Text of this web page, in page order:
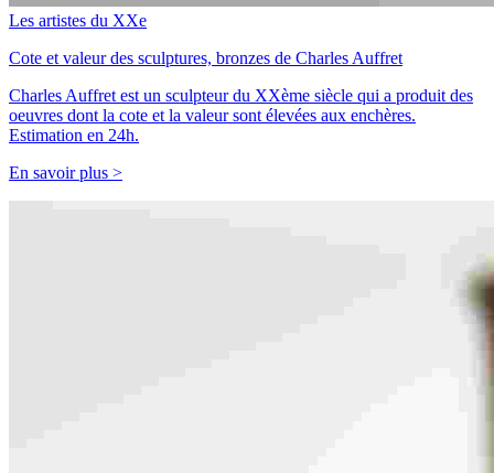
Les artistes du XXe
Cote et valeur des sculptures, bronzes de Charles Auffret
Charles Auffret est un sculpteur du XXème siècle qui a produit des
oeuvres dont la cote et la valeur sont élevées aux enchères.
Estimation en 24h.
En savoir plus >